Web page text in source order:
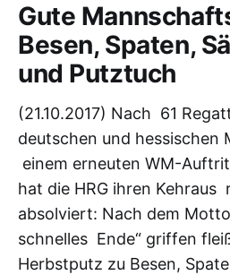
Gute
Besen, Spaten,
und Putztuch
(21.10.2017) Nach 61
deutschen und hessischen
einem erneuten WM-
hat die HRG ihren Kehraus
absolviert: Nach dem Motto
schnelles Ende“ griffen
Herbstputz zu Besen,